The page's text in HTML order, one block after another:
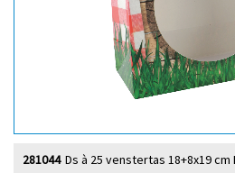
Ds à 25 venstertas 18+8x19
281044